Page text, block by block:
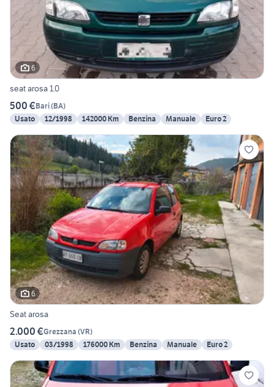
6
seat arosa 1.0
500 €Bari(BA)
Usato
12/1998 142000 Km Benzina Manuale Euro 2
6
Seat arosa
2.000 €Grezzana (VR)
Usato
03/1998 176000 Km Benzina Manuale Euro 2